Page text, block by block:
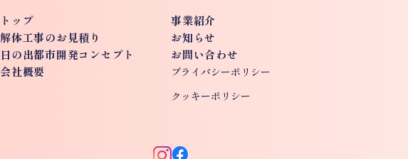
トップ
事業紹介
解体工事のお見積り
お知らせ
日の出都市開発コンセプト
お問い合わせ
会社概要
プライバシーポリシー
クッキーポリシー